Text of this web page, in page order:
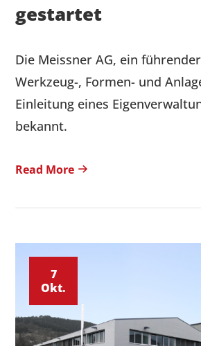
gestartet
Die Meissner AG, ein
Werkzeug-, Formen- und
Einleitung eines
bekannt.
Read More
7
Okt.